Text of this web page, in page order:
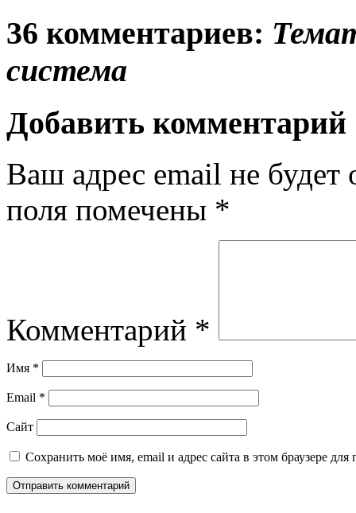
36 комментариев:
система
Добавить комментарий
Ваш адрес email не будет
поля помечены *
Комментарий *
Имя *
Email *
Сайт
Сохранить моё имя, email и адрес сайта в этом браузере